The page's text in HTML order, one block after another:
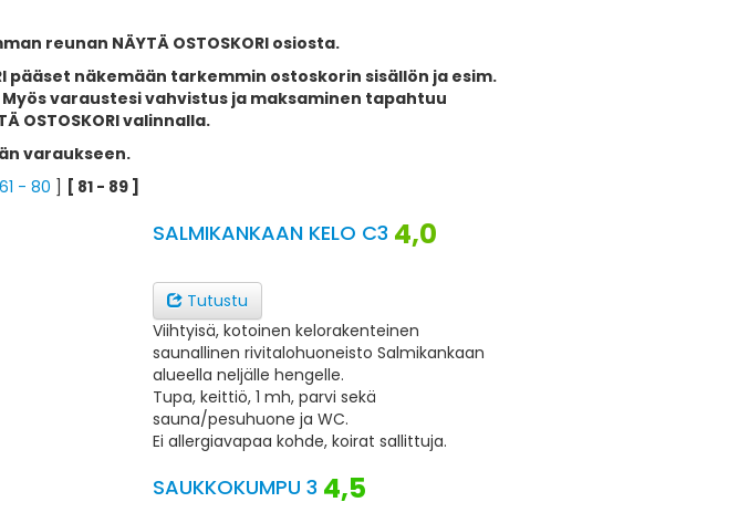
reunan NÄYTÄ OSTOSKORI osiosta.
pääset näkemään tarkemmin ostoskorin sisällön ja esim.
varaustesi vahvistus ja maksaminen tapahtuu
OSTOSKORI valinnalla.
varaukseen.
61 - 80 ] [ 81 - 89 ]
SALMIKANKAAN KELO C3 4,0
Tutustu
Viihtyisä, kotoinen kelorakenteinen
saunallinen rivitalohuoneisto Salmikankaan
alueella neljälle hengelle.
Tupa, keittiö, 1 mh, parvi sekä
sauna/pesuhuone ja WC.
Ei allergiavapaa kohde, koirat sallittuja.
SAUKKOKUMPU 3 4,5